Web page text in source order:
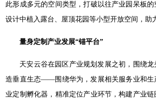
此形成多元的空间类型，打破以往产业园呆板
设计中植入露台、屋顶花园等小型开放空间，助
量身定制产业发展“锚平台”
天安云谷在园区产业规划发展之初，围绕
造垂直生态——围绕华为，发展相关服务业和生
业定制孵化器，精准定位产业环节，构建产业